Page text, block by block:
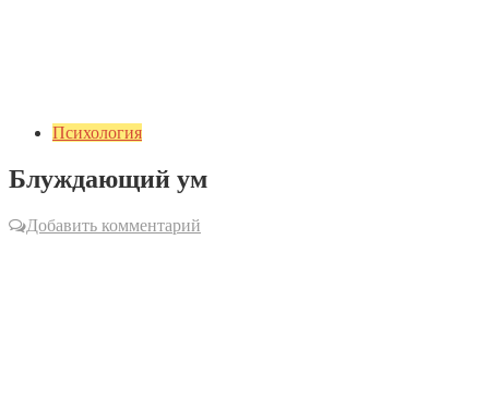
Психология
Блуждающий ум
Добавить комментарий